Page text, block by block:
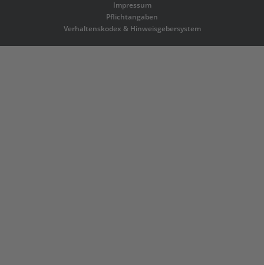
Impressum
Pflichtangaben
Verhaltenskodex & Hinweisgebersystem